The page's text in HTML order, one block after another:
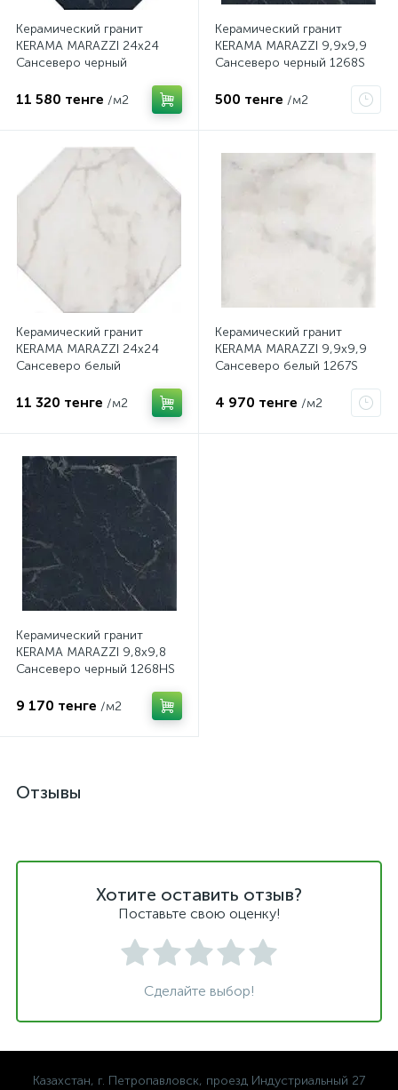
Керамический гранит
KERAMA MARAZZI 24х24
Сансеверо черный
11 580 тенге /м2
Керамический гранит
KERAMA MARAZZI 9,9х9,9
Сансеверо черный 1268S
500 тенге /м2
Керамический гранит
KERAMA MARAZZI 24х24
Сансеверо белый
11 320 тенге /м2
Керамический гранит
KERAMA MARAZZI 9,9х9,9
Сансеверо белый 1267S
4 970 тенге /м2
Керамический гранит
KERAMA MARAZZI 9,8х9,8
Сансеверо черный 1268HS
9 170 тенге /м2
Отзывы
Хотите оставить отзыв?
Поставьте свою оценку!
Сделайте выбор!
Казахстан, г. Петропавловск, проезд Индустриальный 27